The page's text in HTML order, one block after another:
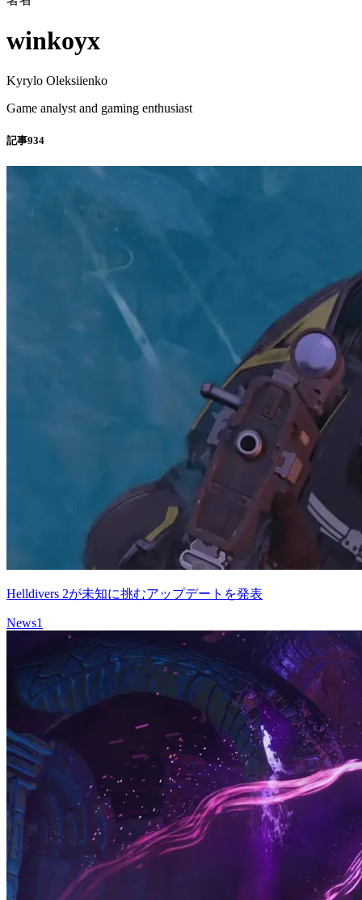
winkoyx
Kyrylo Oleksiienko
Game analyst and gaming enthusiast
記事934
Helldivers 2が未知に挑むアップデートを発表
News1